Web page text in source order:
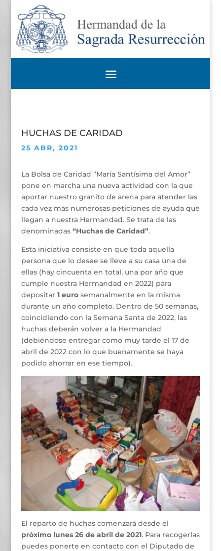
HUCHAS DE CARIDAD
25 ABR, 2021
La Bolsa de Caridad “María Santísima del Amor”
pone en marcha una nueva actividad con la que
aportar nuestro granito de arena para atender las
cada vez más numerosas peticiones de ayuda que
llegan a nuestra Hermandad. Se trata de las
denominadas “Huchas de Caridad”.
Esta iniciativa consiste en que toda aquella
persona que lo desee se lleve a su casa una de
ellas (hay cincuenta en total, una por año que
cumple nuestra Hermandad en 2022) para
depositar 1 eurosemanalmente en la misma
durante un año completo. Dentro de 50 semanas,
coincidiendo con la Semana Santa de 2022, las
huchas deberán volver a la Hermandad
(debiéndose entregar como muy tarde el 17 de
abril de 2022 con lo que buenamente se haya
podido ahorrar en ese tiempo).
El reparto de huchas comenzará desde el
próximo lunes 26 de abril de 2021. Para recogerlas
puedes ponerte en contacto con el Diputado de